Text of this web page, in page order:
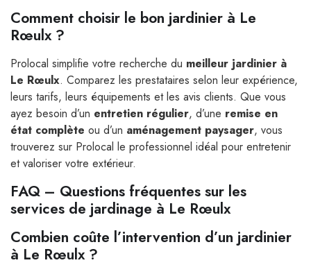
Comment choisir le bon jardinier à Le
Rœulx ?
Prolocal simplifie votre recherche du meilleur jardinier à
Le Rœulx. Comparez les prestataires selon leur expérience,
leurs tarifs, leurs équipements et les avis clients. Que vous
ayez besoin d’un entretien régulier, d’une remise en
état complète ou d’un aménagement paysager, vous
trouverez sur Prolocal le professionnel idéal pour entretenir
et valoriser votre extérieur.
FAQ – Questions fréquentes sur les
services de jardinage à Le Rœulx
Combien coûte l’intervention d’un jardinier
à Le Rœulx ?